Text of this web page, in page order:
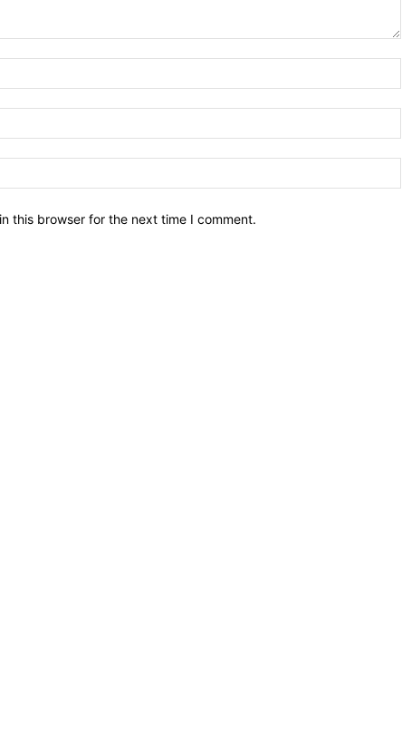
this browser for the next time I comment.